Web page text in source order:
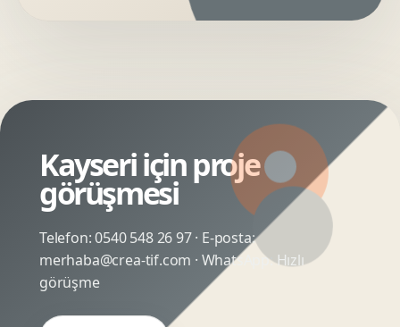
Kayseri için proje
görüşmesi
Telefon:0540 548 26 97· E-posta:
merhaba@crea-tif.com · WhatsApp:Hızlı
görüşme